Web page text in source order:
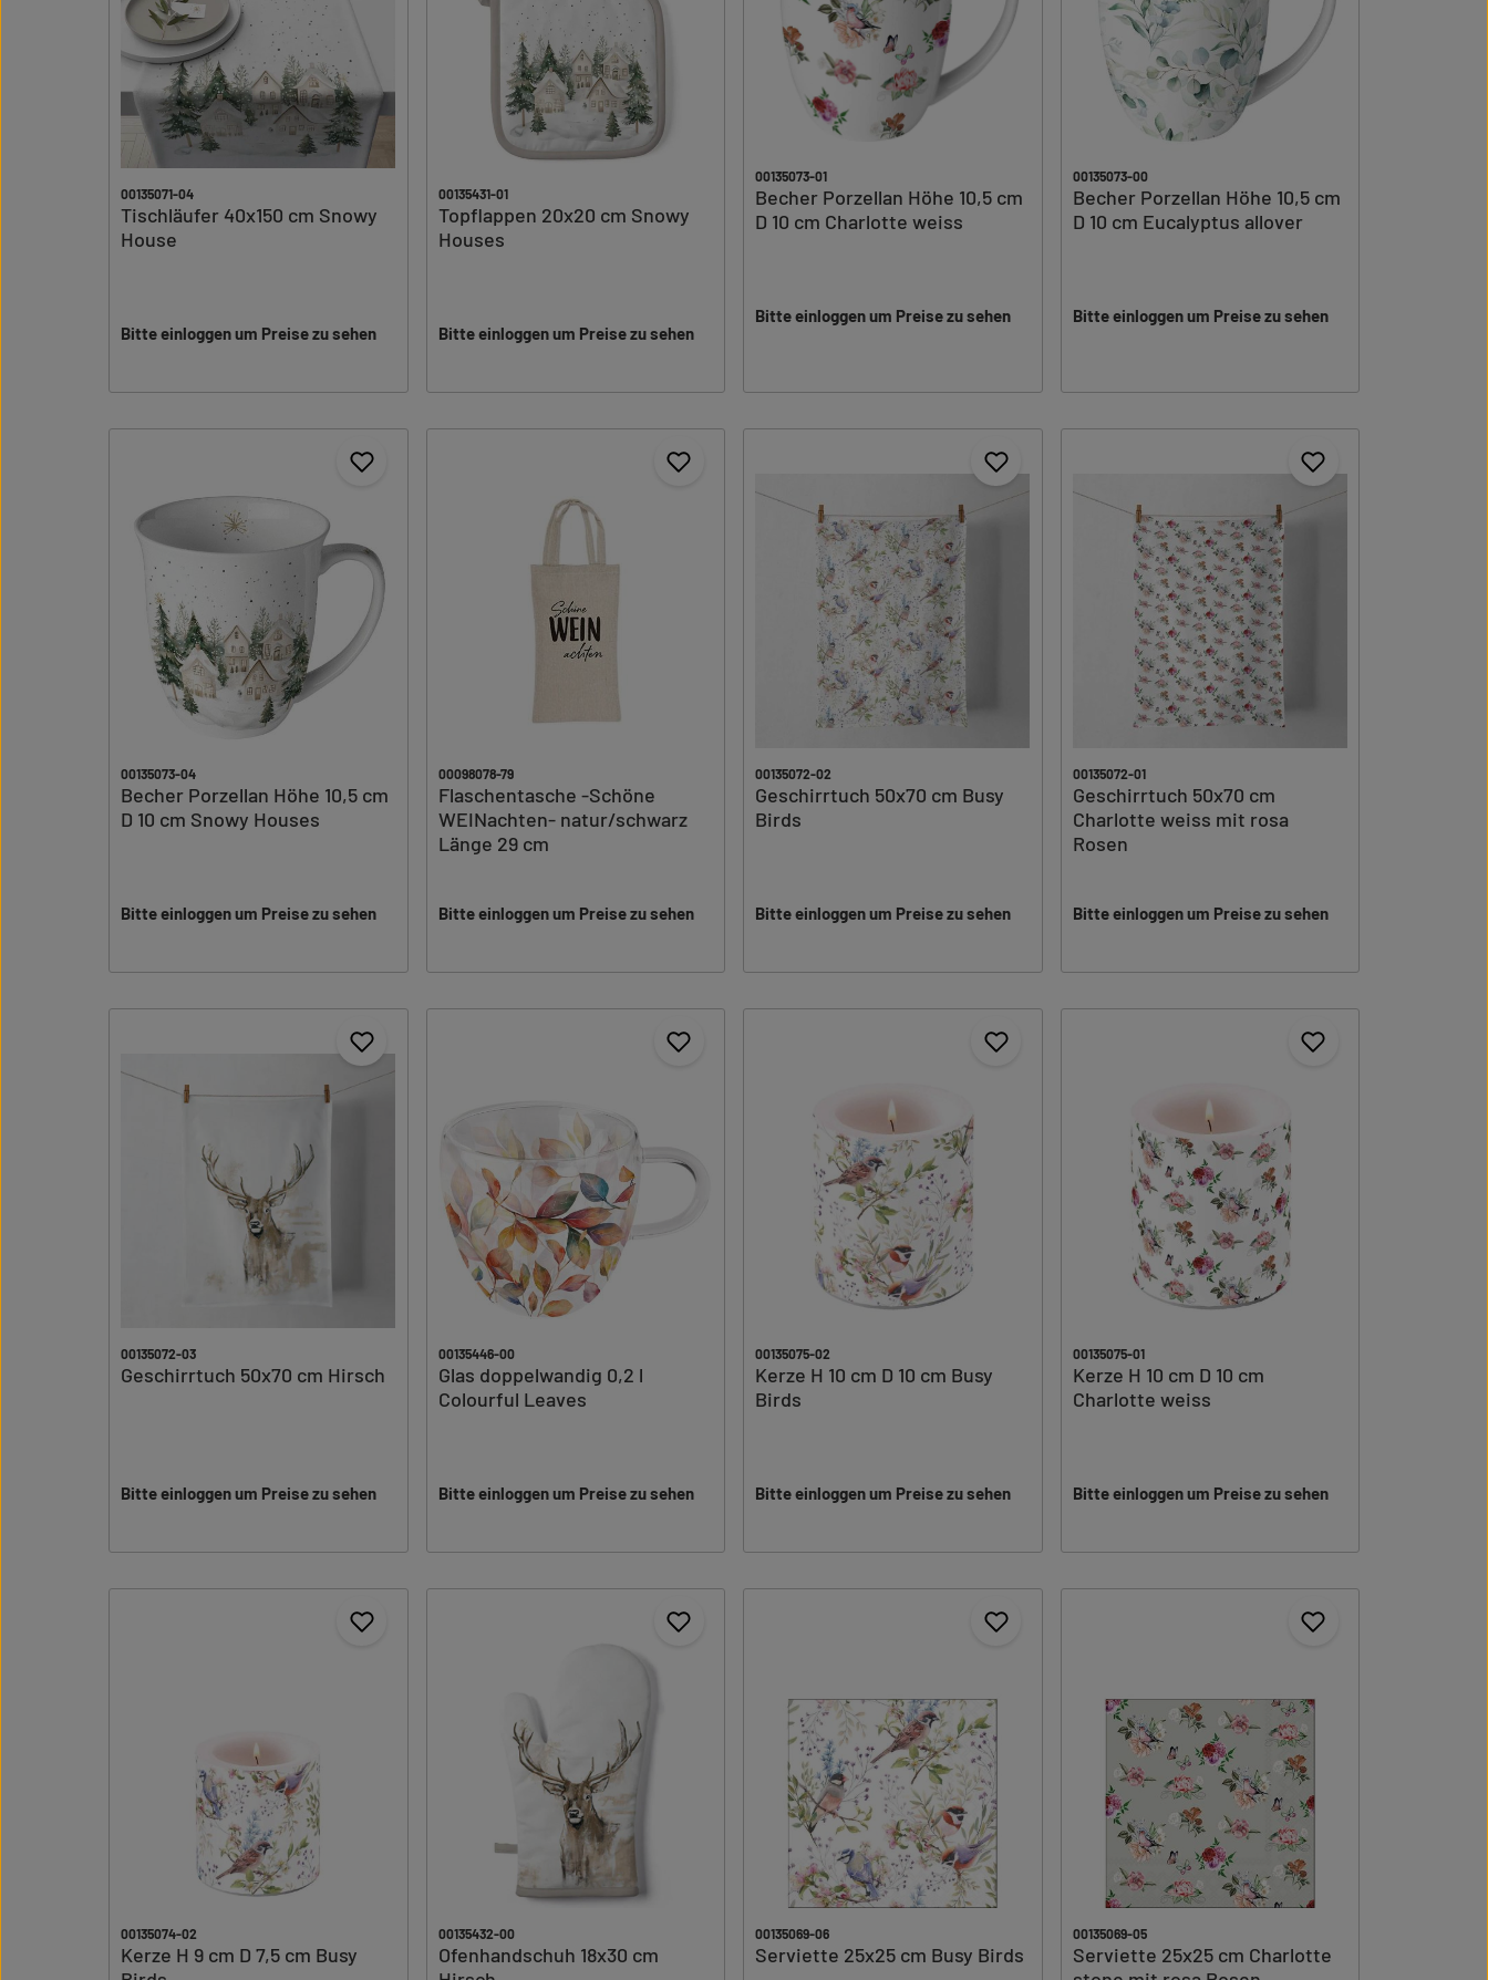
00135071-04
Tischläufer 40x150 cm Snowy
House
Bitte einloggen um Preise zu sehen
00135431-01
Topflappen 20x20 cm Snowy
Houses
Bitte einloggen um Preise zu sehen
00135073-01
Becher Porzellan Höhe 10,5 cm
D 10 cm Charlotte weiss
Bitte einloggen um Preise zu sehen
00135073-00
Becher Porzellan Höhe 10,5 cm
D 10 cm Eucalyptus allover
Bitte einloggen um Preise zu sehen
00135073-04
Becher Porzellan Höhe 10,5 cm
D 10 cm Snowy Houses
Bitte einloggen um Preise zu sehen
00098078-79
Flaschentasche -Schöne
WEINachten- natur/schwarz
Länge 29 cm
Bitte einloggen um Preise zu sehen
00135072-02
Geschirrtuch 50x70 cm Busy
Birds
Bitte einloggen um Preise zu sehen
00135072-01
Geschirrtuch 50x70 cm
Charlotte weiss mit rosa
Rosen
Bitte einloggen um Preise zu sehen
00135072-03
Geschirrtuch 50x70 cm Hirsch
Bitte einloggen um Preise zu sehen
00135446-00
Glas doppelwandig 0,2 l
Colourful Leaves
Bitte einloggen um Preise zu sehen
00135075-02
Kerze H 10 cm D 10 cm Busy
Birds
Bitte einloggen um Preise zu sehen
00135075-01
Kerze H 10 cm D 10 cm
Charlotte weiss
Bitte einloggen um Preise zu sehen
00135074-02
Kerze H 9 cm D 7,5 cm Busy
00135432-00
Ofenhandschuh 18x30 cm
00135069-06
Serviette 25x25 cm Busy Birds
00135069-05
Serviette 25x25 cm Charlotte